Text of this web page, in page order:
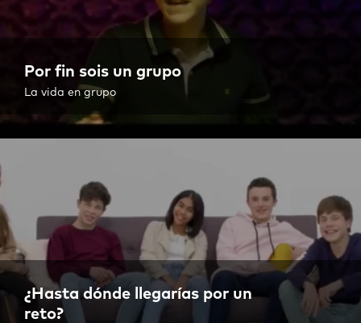
Por fin sois un grupo
La vida en grupo
¿Hasta dónde llegarías por un
reto?